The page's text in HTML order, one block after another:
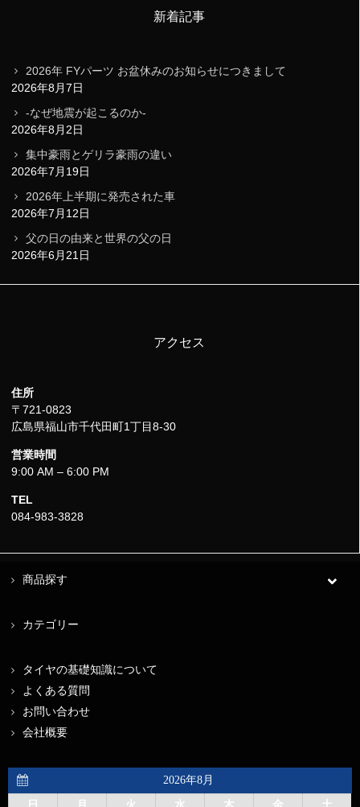
新着記事
2026年 FYパーツ お盆休みのお知らせにつきまして
2026年8月7日
-なぜ地震が起こるのか-
2026年8月2日
集中豪雨とゲリラ豪雨の違い
2026年7月19日
2026年上半期に発売された車
2026年7月12日
父の日の由来と世界の父の日
2026年6月21日
アクセス
住所
〒721-0823
広島県福山市千代田町1丁目8-30
営業時間
9:00 AM – 6:00 PM
TEL
084-983-3828
商品探す
カテゴリー
タイヤの基礎知識について
よくある質問
お問い合わせ
会社概要
2026年8月